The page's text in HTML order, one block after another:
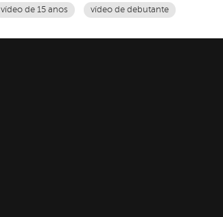
vídeo de 15 anos vídeo de debutante